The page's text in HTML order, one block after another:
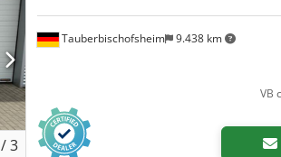
/3
Tauberbischofsheim 9.438 km
VB